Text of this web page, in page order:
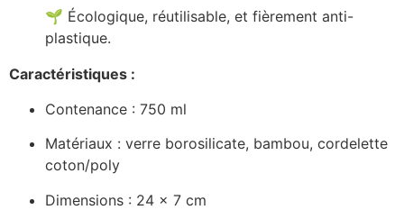
🌱 Écologique, réutilisable, et fièrement anti-
plastique.
Caractéristiques :
Contenance : 750 ml
Matériaux : verre borosilicate, bambou, cordelette
coton/poly
Dimensions : 24 × 7 cm